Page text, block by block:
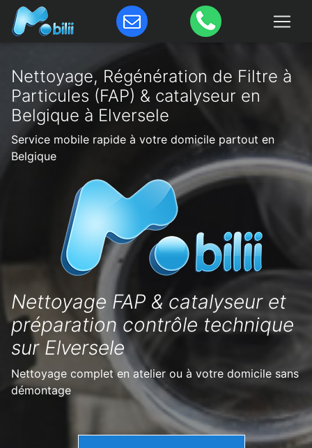
Nettoyage, Régénération de Filtre à
Particules (FAP) & catalyseur en
Belgique à Elversele
Service mobile rapide à votre domicile partout en
Belgique
Nettoyage FAP & catalyseur et
préparation contrôle technique
sur Elversele
Nettoyage complet en atelier ou à votre domicile sans
démontage